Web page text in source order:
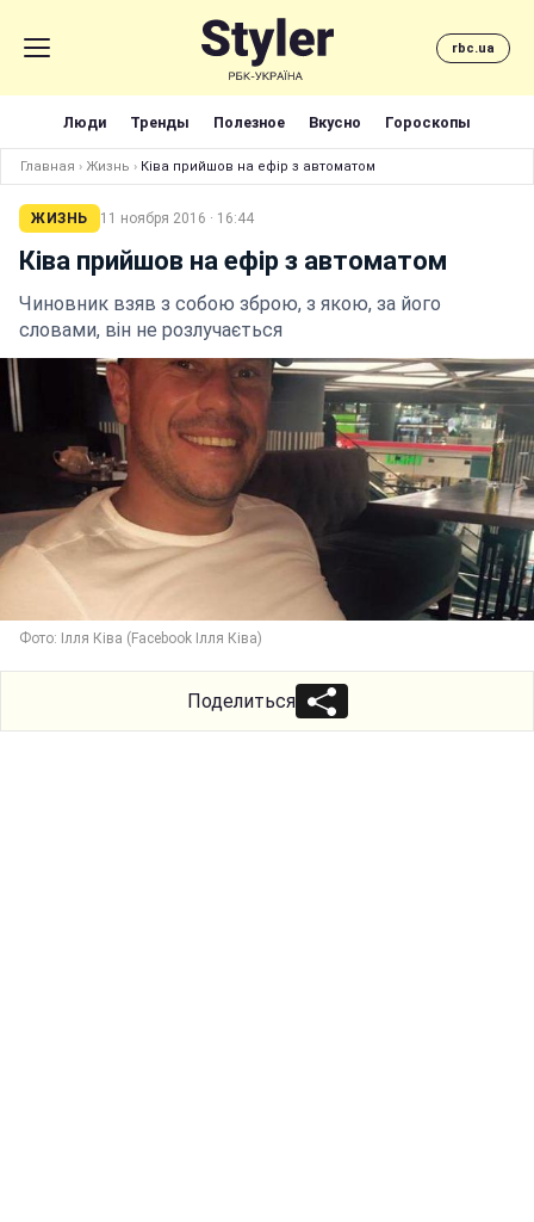
rbc.ua
Люди Тренды Полезное Вкусно Гороскопы
Главная › Жизнь › Ківа прийшов на ефір з автоматом
ЖИЗНЬ 11 ноября 2016 · 16:44
Ківа прийшов на ефір з автоматом
Чиновник взяв з собою зброю, з якою, за його
словами, він не розлучається
Фото: Ілля Ківа (Facebook Ілля Ківа)
Поделиться